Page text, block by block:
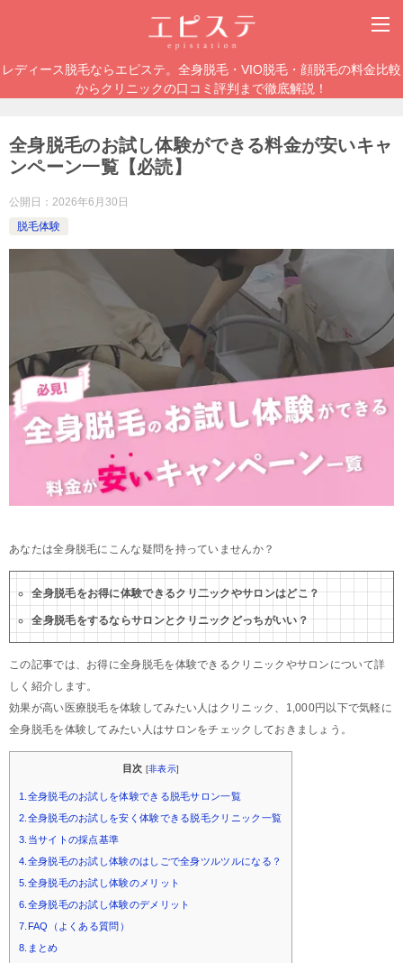
レディース脱毛ならエピステ。全身脱毛・VIO脱毛・顔脱毛の料金比較
からクリニックの口コミ評判まで徹底解説！
全身脱毛のお試し体験ができる料金が安いキャ
ンペーン一覧【必読】
公開日： 2026年6月30日
脱毛体験
あなたは全身脱毛にこんな疑問を持っていませんか？
全身脱毛をお得に体験できるクリ二ックやサロンはどこ？
全身脱毛をするならサロンとクリニックどっちがいい？
この記事では、お得に全身脱毛を体験できるクリニックやサロンについて詳
しく紹介します。
効果が高い医療脱毛を体験してみたい人はクリニック、1,000円以下で気軽に
全身脱毛を体験してみたい人はサロンをチェックしておきましょう。
目次 [非表示]
1.全身脱毛のお試しを体験できる脱毛サロン一覧
2.全身脱毛のお試しを安く体験できる脱毛クリニック一覧
3.当サイトの採点基準
4.全身脱毛のお試し体験のはしごで全身ツルツルになる？
5.全身脱毛のお試し体験のメリット
6.全身脱毛のお試し体験のデメリット
7.FAQ（よくある質問）
8.まとめ